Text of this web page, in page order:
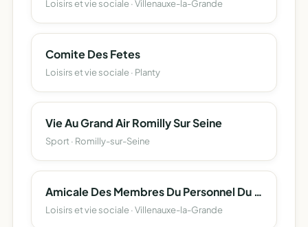
Loisirs et vie sociale · Villenauxe-la-Grande
Comite Des Fetes
Loisirs et vie sociale · Planty
Vie Au Grand Air Romilly Sur Seine
Sport · Romilly-sur-Seine
Amicale Des Membres Du Personnel Du Centre De Detention De Villenauxe La Grande
Loisirs et vie sociale · Villenauxe-la-Grande